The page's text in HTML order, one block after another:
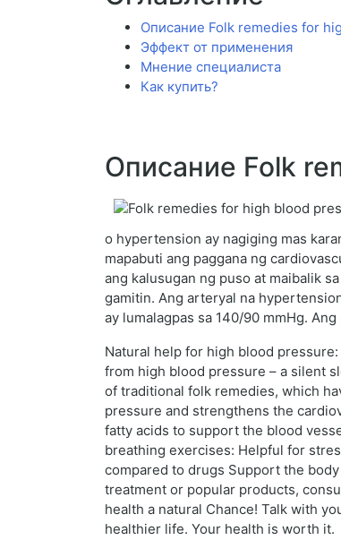
Описание Folk remedies for
Эффект от применения
Мнение специалиста
Как купить?
Описание Folk
o hypertension ay nagiging mas
mapabuti ang paggana ng
ang kalusugan ng puso at maibalik
gamitin. Ang arteryal na
ay lumalagpas sa 140/90 mmHg.
Natural help for high blood
from high blood pressure – a silent
of traditional folk remedies, which
pressure and strengthens the
fatty acids to support the blood
breathing exercises: Helpful for
compared to drugs Support the
treatment or popular products,
health a natural Chance! Talk with
healthier life. Your health is worth it.